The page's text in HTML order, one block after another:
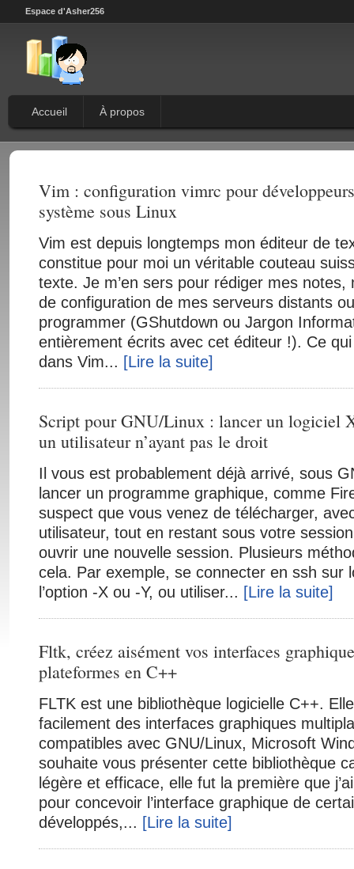
Espace d'Asher256
Accueil À propos
Vim : configuration vimrc pour
système sous Linux
Vim est depuis longtemps mon éditeur de
constitue pour moi un véritable couteau
texte. Je m’en sers pour rédiger mes notes,
de configuration de mes serveurs distants
programmer (GShutdown ou Jargon
entièrement écrits avec cet éditeur !). Ce qui
dans Vim... [Lire la suite]
Script pour GNU/Linux : lancer un logiciel
un utilisateur n’ayant pas le droit
Il vous est probablement déjà arrivé, sous
lancer un programme graphique, comme
suspect que vous venez de télécharger,
utilisateur, tout en restant sous votre
ouvrir une nouvelle session. Plusieurs
cela. Par exemple, se connecter en ssh sur
l’option -X ou -Y, ou utiliser... [Lire la suite]
Fltk, créez aisément vos interfaces
plateformes en C++
FLTK est une bibliothèque logicielle C++.
facilement des interfaces graphiques
compatibles avec GNU/Linux, Microsoft
souhaite vous présenter cette bibliothèque
légère et efficace, elle fut la première que
pour concevoir l’interface graphique de
développés,... [Lire la suite]